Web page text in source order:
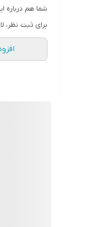
شما هم درباره
برای ثبت نظر،